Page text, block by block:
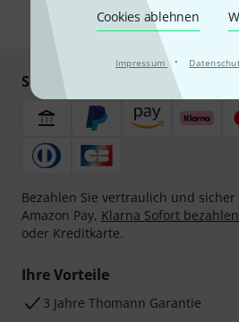
Cookies ablehnen
Impressum ·
* Pflichtfeld
Sicher einkaufen & bezahlen
Bezahlen Sie vertraulich und sicher
Amazon Pay, Klarna Sofort bezahlen
oder Kreditkarte.
Ihre Vorteile
3 Jahre Thomann Garantie